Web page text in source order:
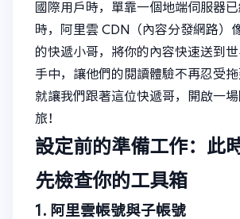
國際用戶時，單靠一個地端伺服器
時，阿里雲 CDN（內容分發網路）
的快遞小哥，將你的內容快速送到
手中，讓他們的閱讀體驗不再忍受拖
就讓我們跟著這位快遞哥，開啟一
旅！
設定前的準備工作：此
先檢查你的工具箱
1. 阿里雲帳號與子帳號